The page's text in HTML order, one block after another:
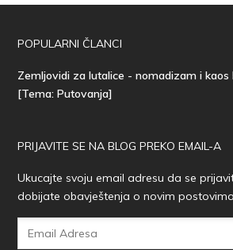
POPULARNI ČLANCI
Zemljovidi za lutalice - nomadizam i kaos
[Tema: Putovanja]
PRIJAVITE SE NA BLOG PREKO EMAIL-A
Ukucajte svoju email adresu da se
dobijate obavještenja o novim